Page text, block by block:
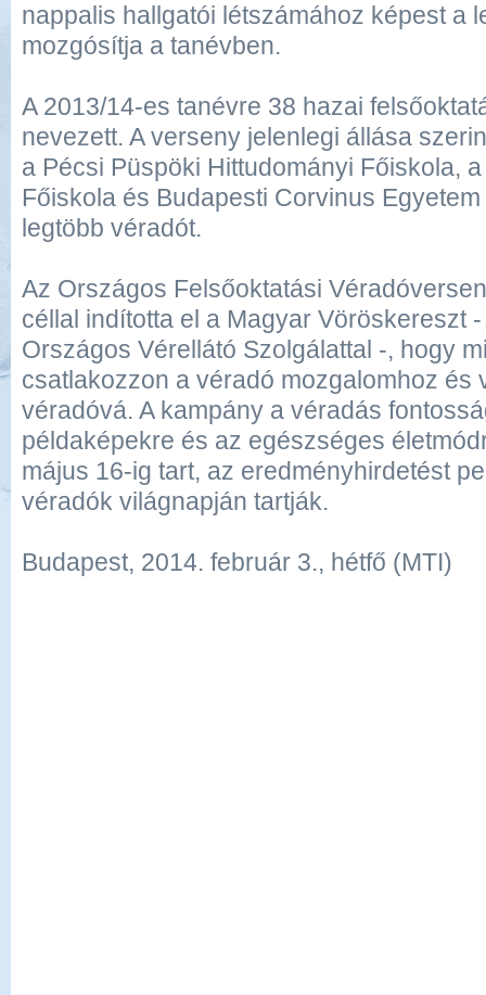
nappalis hallgatói létszámához képest a
mozgósítja a tanévben.
A 2013/14-es tanévre 38 hazai
nevezett. A verseny jelenlegi állása
a Pécsi Püspöki Hittudományi Főiskola,
Főiskola és Budapesti Corvinus
legtöbb véradót.
Az Országos Felsőoktatási
céllal indította el a Magyar Vöröskereszt
Országos Vérellátó Szolgálattal -, hogy
csatlakozzon a véradó mozgalomhoz és
véradóvá. A kampány a véradás
példaképekre és az egészséges
május 16-ig tart, az eredményhirdetést
véradók világnapján tartják.
Budapest, 2014. február 3., hétfő (MTI)